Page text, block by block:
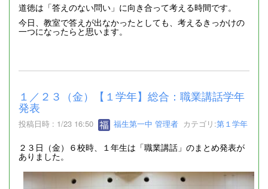
道徳は「答えのない問い」に向き合って考える時間です。
今日、教室で答えが出なかったとしても、考えるきっかけの
一つになったらと思います。
１／２３（金）【１学年】総合：職業講話学年
発表
投稿日時 : 1/23 16:50 福生第一中 管理者 カテゴリ:第１学年
２３日（金）６校時、１年生は「職業講話」のまとめ発表が
ありました。